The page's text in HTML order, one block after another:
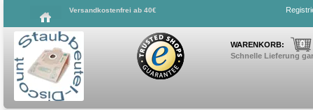
Versandkostenfrei ab 40€
WARENKORB: 0
Schnelle Lieferung